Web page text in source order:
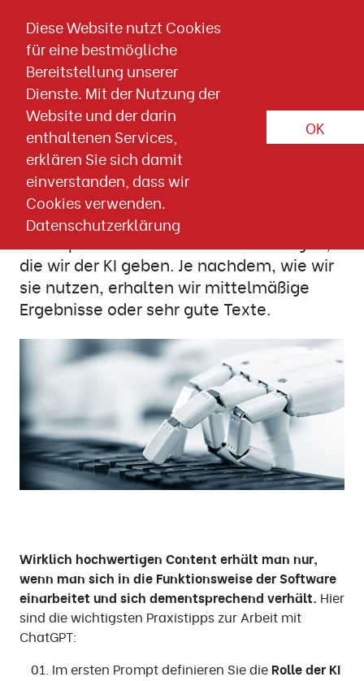
Diese Website nutzt Cookies
für eine bestmögliche
Bereitstellung unserer
Dienste. Mit der Nutzung der
Website und der darin
enthaltenen Services,
erklären Sie sich damit
einverstanden, dass wir
Cookies verwenden.
Datenschutzerklärung
OK
Artikel-Detailseite
28. FEBRUAR 2024 E-Mail Marketing
PRAXISTIPPS CHATGPT
So bringen ChatGPT-Prompts
hochwertigen Content
"Prompts" nennt man die Anweisungen,
die wir der KI geben. Je nachdem, wie wir
sie nutzen, erhalten wir mittelmäßige
Ergebnisse oder sehr gute Texte.
Wirklich hochwertigen Content erhält man nur,
wenn man sich in die Funktionsweise der Software
einarbeitet und sich dementsprechend verhält. Hier
sind die wichtigsten Praxistipps zur Arbeit mit
ChatGPT:
Im ersten Prompt definieren Sie die Rolle der KI